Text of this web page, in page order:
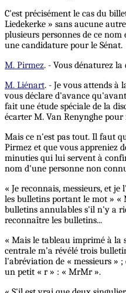
C'est précisément le cas du
Liedekerke » sans aucune
plusieurs personnes de ce
une candidature pour le Sénat.
M. Pirmez. - Vous dénaturez la
M. Liénart. - Je vous attends à
vous déclare d'avance
fait une étude spéciale de la
écarter M. Van Renynghe
Mais ce n'est pas tout. Il faut
Pirmez et que vous appreniez
minuties qui lui servent à
nom d'une personne non
« Je reconnais, messieurs, et
les bulletins portant le mot » «
bulletins annulables s'il n'y a
reconnaître les bulletins...
« Mais le tableau imprimé à la
centrale m’a révélé trois
l'abréviation de « messieurs »
un petit « r » : « MrMr ».